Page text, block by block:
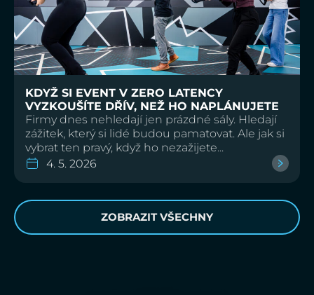
KDYŽ SI EVENT V ZERO LATENCY
VYZKOUŠÍTE DŘÍV, NEŽ HO NAPLÁNUJETE
Firmy dnes nehledají jen prázdné sály. Hledají
zážitek, který si lidé budou pamatovat. Ale jak si
vybrat ten pravý, když ho nezažijete...
4. 5. 2026
ZOBRAZIT VŠECHNY